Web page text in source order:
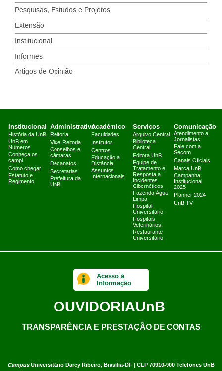
Pesquisas, Estudos e Projetos
Extensão
Institucional
Informes
Artigos de Opinião
Institucional
História da UnB
UnB em
Números
Conheça os
campi
Como chegar
Estatuto e
Regimento
Administrativo
Reitoria
Vice-Reitoria
Conselhos e
câmaras
Decanatos
Secretarias
Prefeitura da
UnB
Acadêmico
Faculdades
Institutos
Centros
Educação a
Distância
Assuntos
Internacionais
Serviços
Arquivo Central
Biblioteca
Central
Editora UnB
Equipe de
Tratamento e
Resposta a
Incidentes
Cibernéticos
Fazenda Água
Limpa
Hospital
Universitário
Hospitais
Veterinários
Restaurante
Universitário
Comunicação
Atendimento a
Jornalistas
Fale com a
Secom
Canais Oficiais
Marca UnB
Campanha
Institucional
2025
Planner 2024
UnB TV
CampusUniversitário Darcy Ribeiro, Brasília-DF | CEP 70910-900 Telefones UnB
Acesso à
Informação
OUVIDORIAUnB
TRANSPARÊNCIA E PRESTAÇÃO DE CONTAS